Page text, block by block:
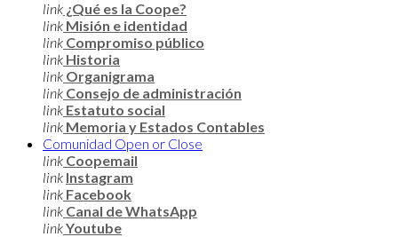
link ¿Qué es la Coope?
link Misión e identidad
link Compromiso público
link Historia
link Organigrama
link Consejo de administración
link Estatuto social
link Memoria y Estados Contables
Comunidad Open or Close
link Coopemail
link Instagram
link Facebook
link Canal de WhatsApp
linkYoutube